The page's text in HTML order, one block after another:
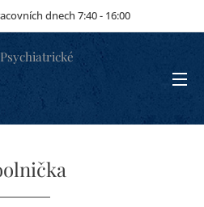
dnech 7:40 - 16:00